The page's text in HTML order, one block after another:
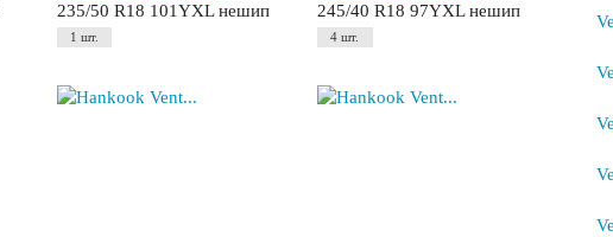
235/50 R18 101YXL нешип
1 шт.
245/40 R18 97YXL нешип
4 шт.